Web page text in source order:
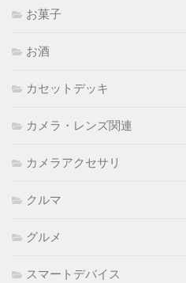
お菓子
お酒
カセットデッキ
カメラ・レンズ関連
カメラアクセサリ
クルマ
グルメ
スマートデバイス